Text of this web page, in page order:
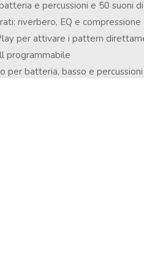
e percussioni e 50 suoni
riverbero, EQ e compressione
per attivare i pattern
programmabile
per batteria, basso e percussioni
Distribution Srl - P.I.
sono citati